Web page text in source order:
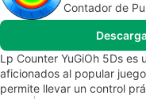
Contador de
Lp Counter YuGiOh 5Ds es
aficionados al popular
permite llevar un control